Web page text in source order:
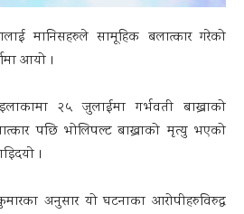
मानिसहरुले सामूहिक बलात्कार गरेको
आयो ।
२५ जुलाईमा गर्भवती बाख्राको
पछि भोलिपल्ट बाख्राको मृत्यु भएको
।
कुमारका अनुसार यो घटनाका आरोपीहरुविरुद्ध